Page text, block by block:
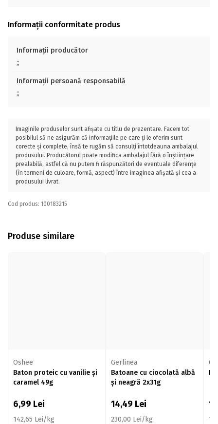
Informații conformitate produs
Informații producător
;;
Informații persoană responsabilă
;;
Imaginile produselor sunt afișate cu titlu de prezentare. Facem tot
posibilul să ne asigurăm că informațiile pe care ți le oferim sunt
corecte și complete, însă te rugăm să consulți întotdeauna ambalajul
produsului. Producătorul poate modifica ambalajul fără o înștiințare
prealabilă, astfel că nu putem fi răspunzători de eventuale diferențe
(în termeni de culoare, formă, aspect) între imaginea afișată și cea a
produsului livrat.
Cod produs: 100183215
Produse similare
Oshee
Baton proteic cu vanilie și
caramel 49g
6,99 Lei
142,65 Lei/kg
Gerlinea
Batoane cu ciocolată albă
și neagră 2x31g
14,49 Lei
230,00 Lei/kg